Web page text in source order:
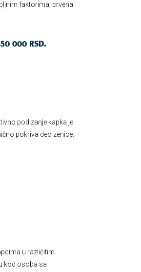
faktorima, crvena
50 000 RSD.
podizanje kapka je
pokriva deo zenice.
u različitim
kod osoba sa